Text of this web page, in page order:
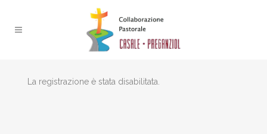
La registrazione è stata disabilitata.